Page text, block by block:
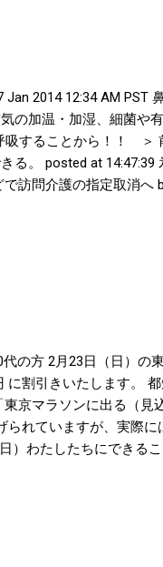
2014 12:34 AM PST
加温・加湿、細菌や
することから！！ ＞
る。 posted at 14:47:39
訪問介護の指定取消へ
to email updates from
の方 2月23日（日）の
割引きいたします。
京マラソンに出る（
れていますが、実際
わたしたちにできる
で済むはずが」 - MSN
。 割引期間は「選挙
ただけると助かりま